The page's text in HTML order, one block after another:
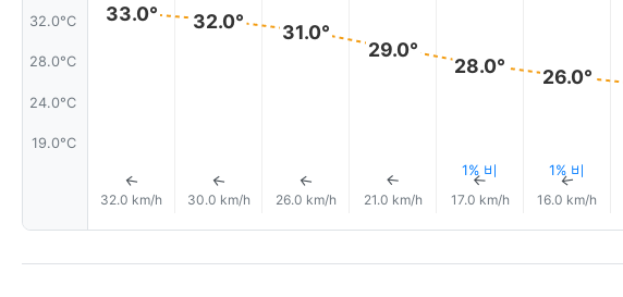
32.0°C
28.0°C
24.0°C
19.0°C
33.0°
↑
32.0 km/h
32.0°
↑
30.0 km/h
31.0°
↑
26.0 km/h
29.0°
↑
21.0 km/h
28.0°
1% 비
↑
17.0 km/h
26.0°
1% 비
↑
16.0 km/h